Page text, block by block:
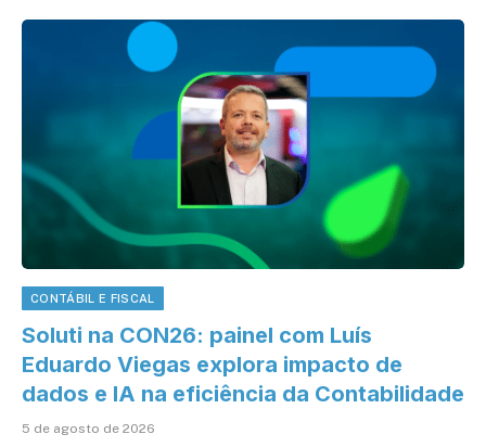
CONTÁBIL E FISCAL
Soluti na CON26: painel com Luís
Eduardo Viegas explora impacto de
dados e IA na eficiência da Contabilidade
5 de agosto de 2026